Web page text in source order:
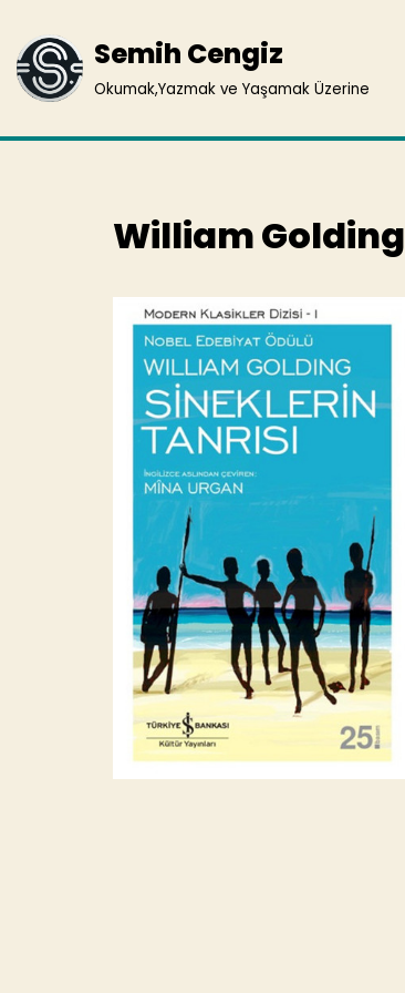
İçeriğe
geç
Semih Cengiz
Okumak,Yazmak ve Yaşamak Üzerine
William Golding